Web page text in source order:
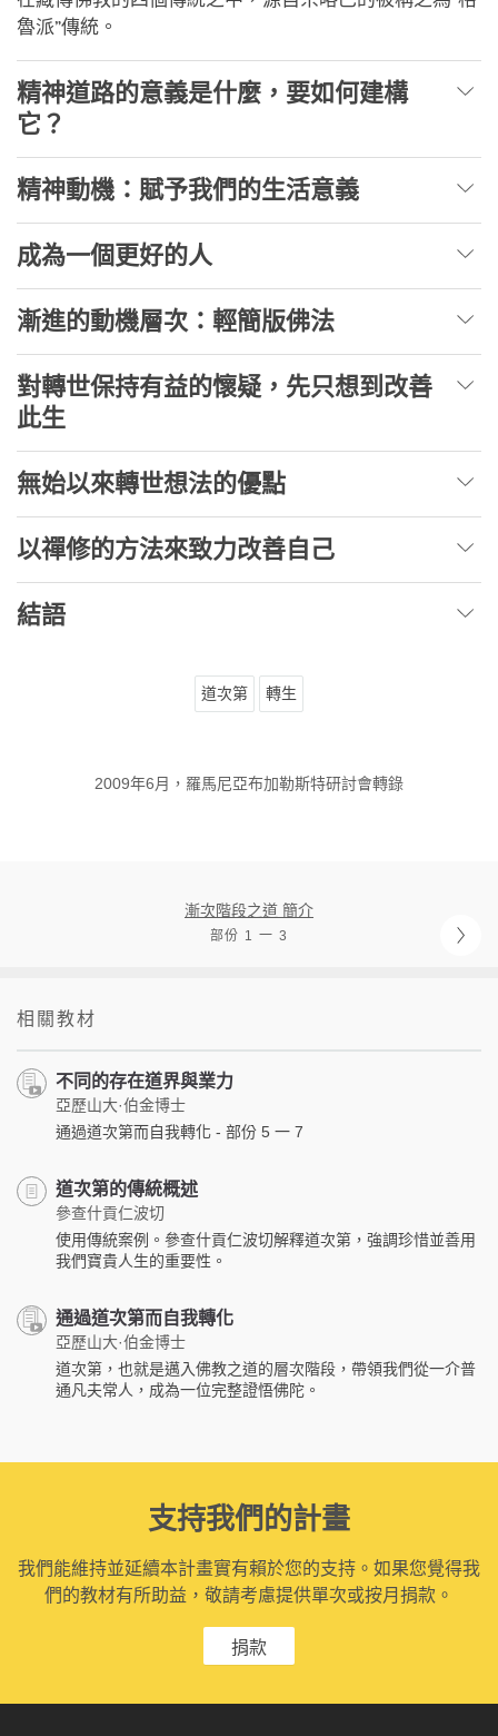
魯派”傳統。
精神道路的意義是什麼，要如何建構
它？
精神動機：賦予我們的生活意義
成為一個更好的人
漸進的動機層次：輕簡版佛法
對轉世保持有益的懷疑，先只想到改善
此生
無始以來轉世想法的優點
以禪修的方法來致力改善自己
結語
道次第 轉生
2009年6月，羅馬尼亞布加勒斯特研討會轉錄
漸次階段之道 簡介
部份 1 一 3
相關教材
不同的存在道界與業力
亞歷山大·伯金博士
通過道次第而自我轉化 - 部份 5 一 7
道次第的傳統概述
參查什貢仁波切
使用傳統案例。參查什貢仁波切解釋道次第，強調珍惜並善用
我們寶貴人生的重要性。
通過道次第而自我轉化
亞歷山大·伯金博士
道次第，也就是邁入佛教之道的層次階段，帶領我們從一介普
通凡夫常人，成為一位完整證悟佛陀。
支持我們的計畫
我們能維持並延續本計畫實有賴於您的支持。如果您覺得我
們的教材有所助益，敬請考慮提供單次或按月捐款。
捐款